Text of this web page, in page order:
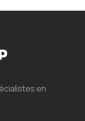
en